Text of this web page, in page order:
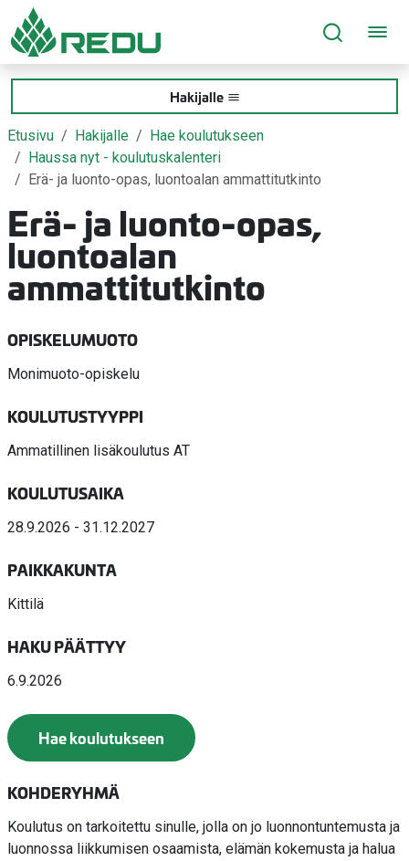
Siirry sivusisältöön
Hakijalle
Etusivu Hakijalle
Hae koulutukseen
Haussa nyt - koulutuskalenteri
Erä- ja luonto-opas, luontoalan ammattitutkinto
Erä- ja luonto-opas,
luontoalan
ammattitutkinto
OPISKELUMUOTO
Monimuoto-opiskelu
KOULUTUSTYYPPI
Ammatillinen lisäkoulutus AT
KOULUTUSAIKA
28.9.2026 - 31.12.2027
PAIKKAKUNTA
Kittilä
HAKU PÄÄTTYY
6.9.2026
Hae koulutukseen
KOHDERYHMÄ
Koulutus on tarkoitettu sinulle, jolla on jo luonnontuntemusta ja
luonnossa liikkumisen osaamista, elämän kokemusta ja halua